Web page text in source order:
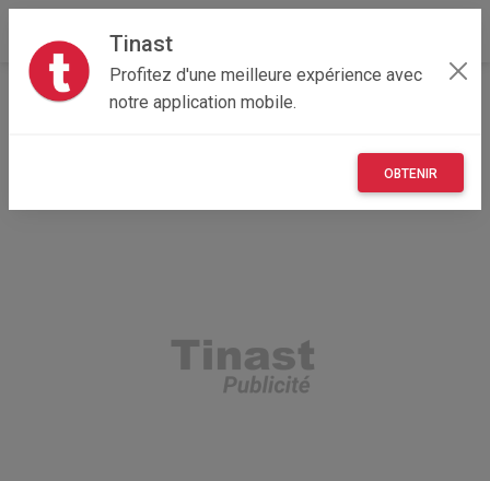
Tinast
Profitez d'une meilleure expérience avec
notre application mobile.
OBTENIR
Accueil Recherche Occitanie